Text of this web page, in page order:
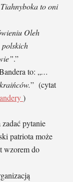
to oni
Oleh
polskich
.”
to: „…
” (cytat
)
pytanie
patriota może
wzorem do